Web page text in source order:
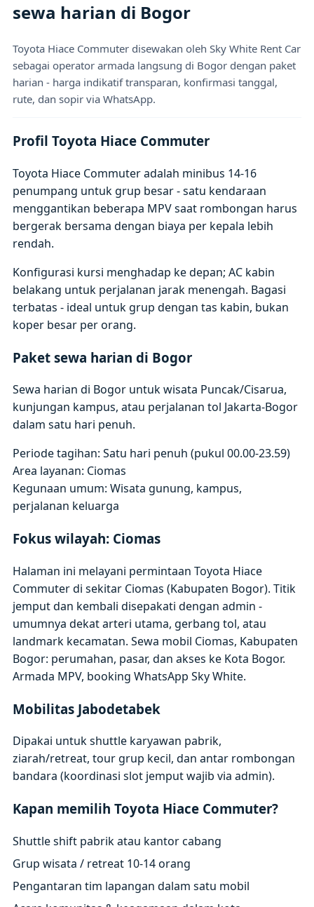
sewa harian di Bogor
Toyota Hiace Commuter disewakan oleh Sky White Rent Car
sebagai operator armada langsung di Bogor dengan paket
harian - harga indikatif transparan, konfirmasi tanggal,
rute, dan sopir via WhatsApp.
Profil Toyota Hiace Commuter
Toyota Hiace Commuter adalah minibus 14-16
penumpang untuk grup besar - satu kendaraan
menggantikan beberapa MPV saat rombongan harus
bergerak bersama dengan biaya per kepala lebih
rendah.
Konfigurasi kursi menghadap ke depan; AC kabin
belakang untuk perjalanan jarak menengah. Bagasi
terbatas - ideal untuk grup dengan tas kabin, bukan
koper besar per orang.
Paket sewa harian di Bogor
Sewa harian di Bogor untuk wisata Puncak/Cisarua,
kunjungan kampus, atau perjalanan tol Jakarta-Bogor
dalam satu hari penuh.
Periode tagihan: Satu hari penuh (pukul 00.00-23.59)
Area layanan: Ciomas
Kegunaan umum: Wisata gunung, kampus,
perjalanan keluarga
Fokus wilayah: Ciomas
Halaman ini melayani permintaan Toyota Hiace
Commuter di sekitar Ciomas (Kabupaten Bogor). Titik
jemput dan kembali disepakati dengan admin -
umumnya dekat arteri utama, gerbang tol, atau
landmark kecamatan. Sewa mobil Ciomas, Kabupaten
Bogor: perumahan, pasar, dan akses ke Kota Bogor.
Armada MPV, booking WhatsApp Sky White.
Mobilitas Jabodetabek
Dipakai untuk shuttle karyawan pabrik,
ziarah/retreat, tour grup kecil, dan antar rombongan
bandara (koordinasi slot jemput wajib via admin).
Kapan memilih Toyota Hiace Commuter?
Shuttle shift pabrik atau kantor cabang
Grup wisata / retreat 10-14 orang
Pengantaran tim lapangan dalam satu mobil